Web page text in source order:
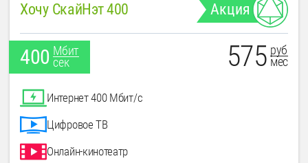
Хочу СкайНэт 400 Акция
400 Мбит
сек
575 руб
мес
Интернет 400 Мбит/с
Цифровое ТВ
Онлайн-кинотеатр